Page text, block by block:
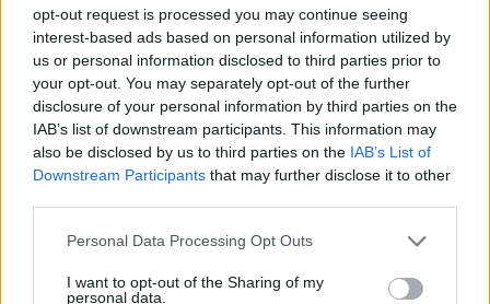
opt-out request is processed you may continue seeing
interest-based ads based on personal information utilized by
us or personal information disclosed to third parties prior to
your opt-out. You may separately opt-out of the further
disclosure of your personal information by third parties on the
IAB’s list of downstream participants. This information may
also be disclosed by us to third parties on the IAB’s List of
Downstream Participants that may further disclose it to other
Personal Data Processing Opt Outs
I want to opt-out of the Sharing of my
personal data.
A kislány, akit nem védett meg senki –
Lyhanna története
T. Barnett: Gyilkosság a Garda-tónál 12.
rész
T. szereti a fiatal lányokat 13. rész